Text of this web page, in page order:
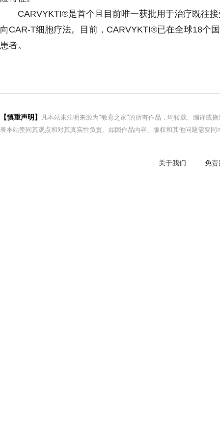
CARVYKTI®是首个且目前唯一获批用于治疗既往
向CAR-T细胞疗法。目前，CARVYKTI®已在全球18个
患者。
【慎重声明】
凡本站未注明来源为"教育之家"的所有作品，均转载、编译或
表本站赞同其观点和对其真实性负责。如因作品内容、版权和其他问题需要
关于我们 免责